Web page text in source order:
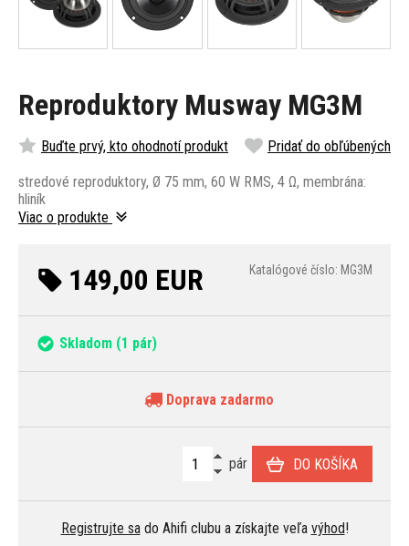
Reproduktory Musway MG3M
Buďte prvý, kto ohodnotí produkt Pridať do obľúbených
stredové reproduktory, Ø 75 mm, 60 W RMS, 4 Ω, membrána:
hliník
Viac o produkte
149,00 EUR Katalógové číslo: MG3M
Skladom (1 pár)
Doprava zadarmo
pár DO KOŠÍKA
Registrujte sado Ahifi clubu a získajte veľa výhod!